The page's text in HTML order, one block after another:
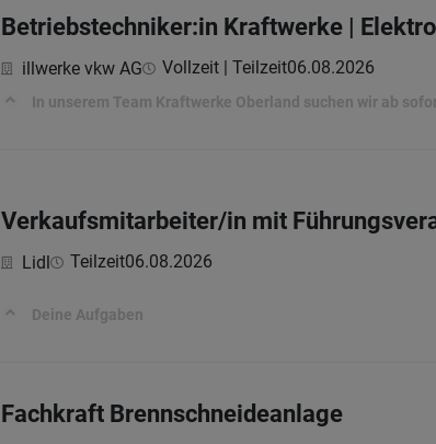
Betriebstechniker:in Kraftwerke |
illwerke vkw AG Vollzeit | Teilzeit06.08.2026
In unserem Team Kraftwerke Oberland suchen wir ab
Verkaufsmitarbeiter/in mit
Lidl Teilzeit06.08.2026
Deine Aufgaben
Fachkraft Brennschneideanlage